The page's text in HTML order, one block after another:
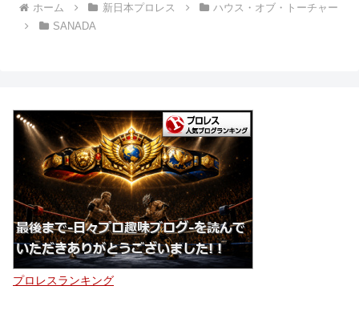
ホーム 新日本プロレス
ハウス・オブ・トーチャー
SANADA
プロレスランキング